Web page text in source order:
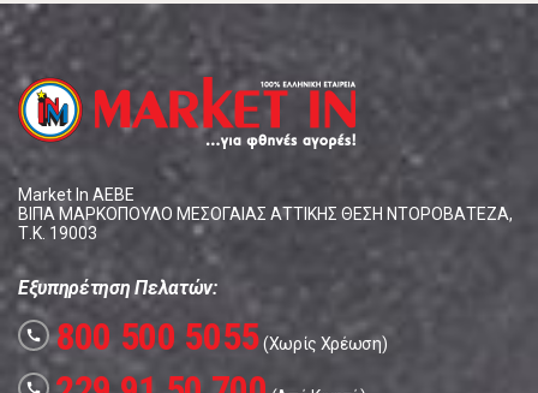
Market In ΑΕΒΕ
ΒΙΠΑ ΜΑΡΚΟΠΟΥΛΟ ΜΕΣΟΓΑΙΑΣ ΑΤΤΙΚΗΣ ΘΕΣΗ ΝΤΟΡΟΒΑΤΕΖΑ,
Τ.Κ. 19003
Εξυπηρέτηση Πελατών:
call 800 500 5055(Χωρίς Χρέωση)
call